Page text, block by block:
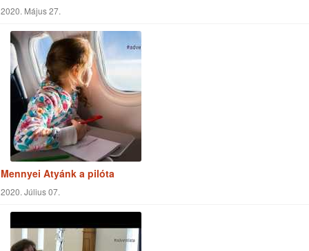
2020. Május 27.
Mennyei Atyánk a pilóta
2020. Július 07.